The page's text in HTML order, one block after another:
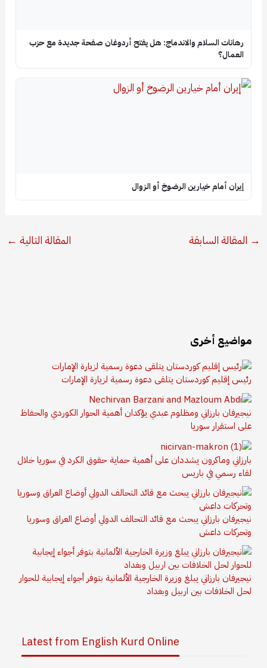
رهانات السلام والاندماج: هل يفتح أردوغان صفحة جديدة مع حزب
العمال؟
إيران أمام خيارين الرضوخ أو الزوال
→ المقالة السابقة المقالة التالية ←
مواضيع أخرى
رئيس إقليم كوردستان يتلقى دعوة رسمية لزيارة الإمارات
نيجيرفان بارزاني ومظلوم عبدي يؤكدان أهمية الحوار الكوردي والحفاظ
على استقرار سوريا
بارزاني وماكرون يشددان على أهمية حماية حقوق الكرد في سوريا خلال
لقاء رسمي في باريس
نيجيرفان بارزاني يبحث مع قائد التحالف الدولي أوضاع العراق وسوريا
وتحركات داعش
نيجيرفان بارزاني يبلغ وزيرة الخارجية الألمانية بتوفر أجواء إيجابية للحوار
لحل الخلافات بين اربيل وبغداد
Latest from English Kurd Online